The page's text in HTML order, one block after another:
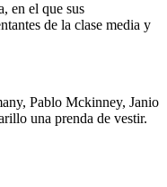
en el que sus
de la clase media y
Pablo Mckinney, Janio
una prenda de vestir.